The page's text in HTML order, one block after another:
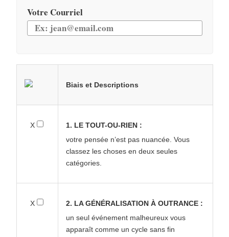
Votre Courriel
Biais et Descriptions
X
1. LE TOUT-OU-RIEN :
votre pensée n’est pas nuancée. Vous
classez les choses en deux seules
catégories.
X
2. LA GÉNÉRALISATION À OUTRANCE :
un seul événement malheureux vous
apparaît comme un cycle sans fin